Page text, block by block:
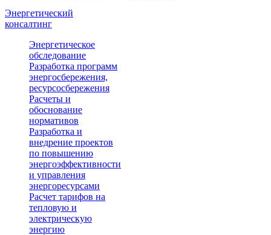
Энергетический
консалтинг
Энергетическое
обследование
Разработка программ
энергосбережения,
ресурсосбережения
Расчеты и
обоснование
нормативов
Разработка и
внедрение проектов
по повышению
энергоэффективности
и управления
энергоресурсами
Расчет тарифов на
тепловую и
электрическую
энергию